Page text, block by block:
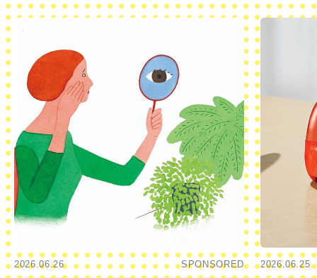
2026.06.26 SPONSORED 2026.06.25